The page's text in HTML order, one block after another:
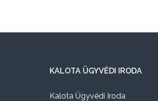
KALOTA ÜGYVÉDI IRODA
Kalota Ügyvédi Iroda